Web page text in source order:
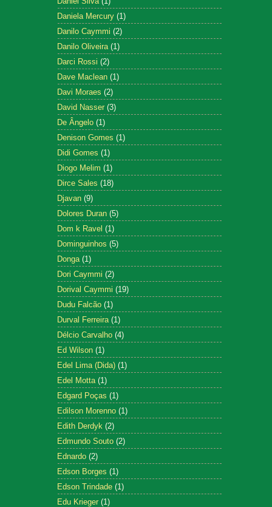
Daniela Mercury (1)
Danilo Caymmi (2)
Danilo Oliveira (1)
Darci Rossi (2)
Dave Maclean (1)
Davi Moraes (2)
David Nasser (3)
De Ângelo (1)
Denison Gomes (1)
Didi Gomes (1)
Diogo Melim (1)
Dirce Sales (18)
Djavan (9)
Dolores Duran (5)
Dom k Ravel (1)
Dominguinhos (5)
Donga (1)
Dori Caymmi (2)
Dorival Caymmi (19)
Dudu Falcão (1)
Durval Ferreira (1)
Délcio Carvalho (4)
Ed Wilson (1)
Edel Lima (Dida) (1)
Edel Motta (1)
Edgard Poças (1)
Edilson Morenno (1)
Edith Derdyk (2)
Edmundo Souto (2)
Ednardo (2)
Edson Borges (1)
Edson Trindade (1)
Edu Krieger (1)